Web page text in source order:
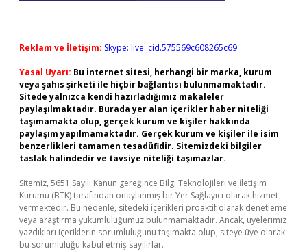
Reklam ve İletişim: Skype: live:.cid.575569c608265c69
Yasal Uyarı: Bu internet sitesi, herhangi bir marka, kurum
veya şahıs şirketi ile hiçbir bağlantısı bulunmamaktadır.
Sitede yalnızca kendi hazırladığımız makaleler
paylaşılmaktadır. Burada yer alan içerikler haber niteliği
taşımamakta olup, gerçek kurum ve kişiler hakkında
paylaşım yapılmamaktadır. Gerçek kurum ve kişiler ile isim
benzerlikleri tamamen tesadüfidir. Sitemizdeki bilgiler
taslak halindedir ve tavsiye niteliği taşımazlar.
Sitemiz, 5651 Sayılı Kanun gereğince Bilgi Teknolojileri ve İletişim
Kurumu (BTK) tarafından onaylanmış bir Yer Sağlayıcı olarak hizmet
vermektedir. Bu nedenle, sitedeki içerikleri proaktif olarak denetleme
veya araştırma yükümlülüğümüz bulunmamaktadır. Ancak, üyelerimiz
yazdıkları içeriklerin sorumluluğunu taşımakta olup, siteye üye olarak
bu sorumluluğu kabul etmiş sayılırlar.